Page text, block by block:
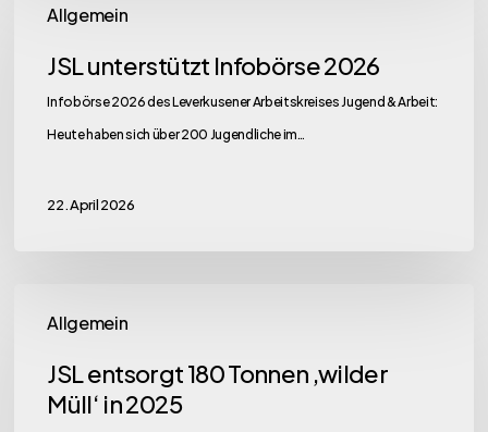
Allgemein
unterstützt
Infobörse
JSL unterstützt Infobörse 2026
Infobörse 2026 des Leverkusener Arbeitskreises Jugend & Arbeit:
Heute haben sich über 200 Jugendliche im…
22. April 2026
Allgemein
entsorgt
Tonnen
JSL entsorgt 180 Tonnen ‚wilder
Müll‘ in 2025